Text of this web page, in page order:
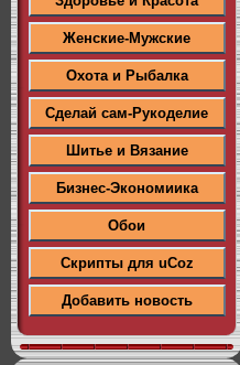
Женские-Мужские
Охота и Рыбалка
Сделай сам-Рукоделие
Шитье и Вязание
Бизнес-Экономиика
Обои
Скрипты для uCoz
Добавить новость